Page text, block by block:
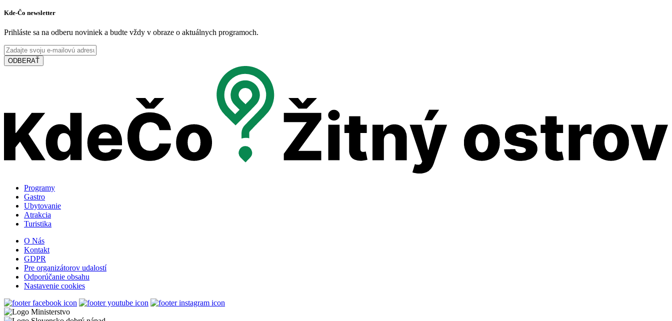
Festival POMLÉ
Šamorín, August 28
FestivalKoncert
Šamorín, Február 20
Festival
Kultúrne podujatie
Šamorín, Júl 17
Vojenské múzeum
Program pre deti
Kde-Čo newsletter
Prihláste sa na odberu noviniek a budte vždy v obraze o aktuálnych programoch.
ODBERAŤ
Programy
Gastro
Ubytovanie
Atrakcia
Turistika
O Nás
Kontakt
GDPR
Pre organizátorov udalostí
Odporúčanie obsahu
Nastavenie cookies